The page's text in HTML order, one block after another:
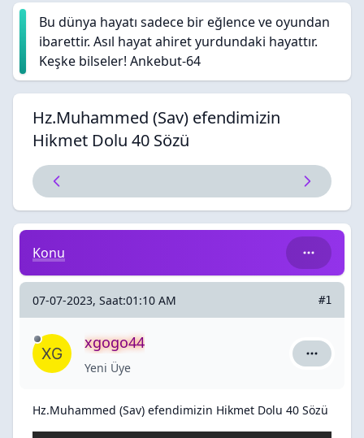
Bu dünya hayatı sadece bir eğlence ve oyundan
ibarettir. Asıl hayat ahiret yurdundaki hayattır.
Keşke bilseler! Ankebut-64
Hz.Muhammed (Sav) efendimizin
Hikmet Dolu 40 Sözü
Hz.Muhammed (Sav) efendimizin Hikmet Dolu 40
Konu
07-07-2023, Saat:01:10 AM #1
xgogo44
Yeni Üye xgogo44
Hz.Muhammed (Sav) efendimizin Hikmet Dolu 40 Sözü